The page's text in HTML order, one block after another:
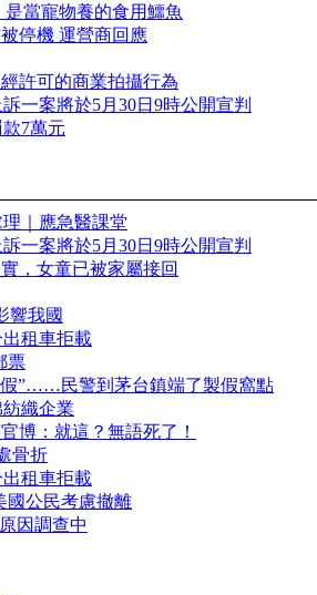
當寵物養的食用鱷魚
停機 運營商回應
許可的商業拍攝行為
一案將於5月30日9時公開宣判
7萬元
｜應急醫課堂
一案將於5月30日9時公開宣判
，女童已被家屬接回
響我國
租車拒載
票
假”……民警到茅台鎮端了製假窩點
織企業
博：就這？無語死了！
骨折
租車拒載
國公民考慮撤離
因調查中